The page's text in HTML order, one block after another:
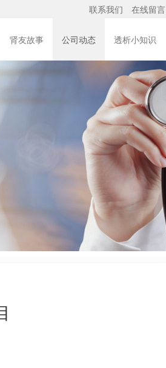
联系我们 在线留言
肾友故事 公司动态 透析小知识